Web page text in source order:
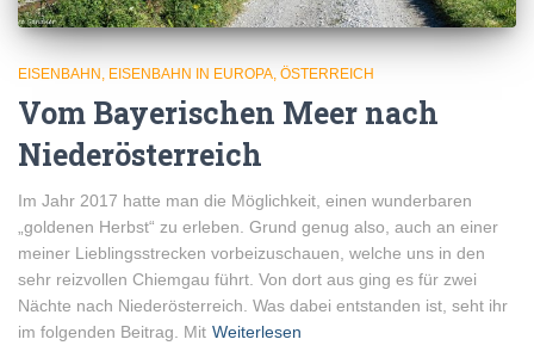
EISENBAHN EISENBAHN IN EUROPA ÖSTERREICH
Vom Bayerischen Meer nach
Niederösterreich
Im Jahr 2017 hatte man die Möglichkeit, einen wunderbaren
„goldenen Herbst“ zu erleben. Grund genug also, auch an einer
meiner Lieblingsstrecken vorbeizuschauen, welche uns in den
sehr reizvollen Chiemgau führt. Von dort aus ging es für zwei
Nächte nach Niederösterreich. Was dabei entstanden ist, seht ihr
im folgenden Beitrag. Mit Weiterlesen